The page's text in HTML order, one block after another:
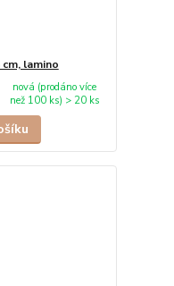
lamino
nová (prodáno více
než 100 ks) > 20 ks